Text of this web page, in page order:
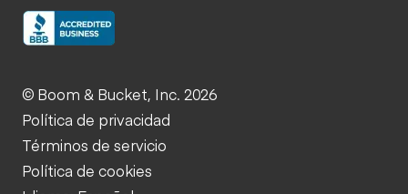
© Boom & Bucket, Inc. 2026
Política de privacidad
Términos de servicio
Política de cookies